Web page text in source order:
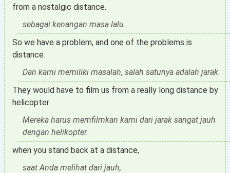
from a nostalgic distance.
sebagai kenangan masa lalu.
So we have a problem, and one of the problems is
distance.
Dan kami memiliki masalah, salah satunya adalah jarak.
They would have to film us from a really long distance by
helicopter
Mereka harus memfilmkan kami dari jarak sangat jauh
dengan helikopter.
when you stand back at a distance,
saat Anda melihat dari jauh,